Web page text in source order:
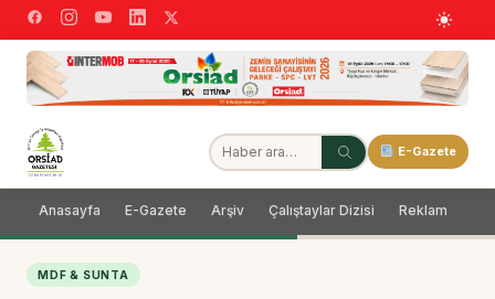
E-Gazete
Anasayfa E-Gazete Arşiv Çalıştaylar Dizisi Reklam
MDF & SUNTA